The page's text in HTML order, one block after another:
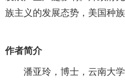
族主义的发展态势，美国种
作者简介
潘亚玲，博士，云南大